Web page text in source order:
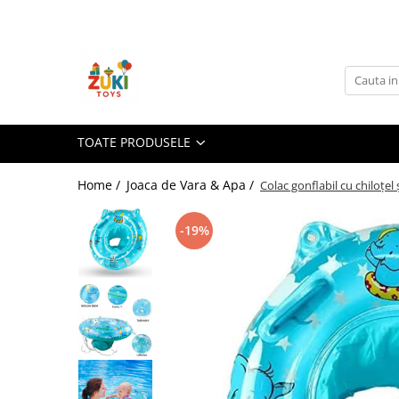
Toate Produsele
Jucarii pentru calatorii
Recomandari Zuki
Cadouri pentru Copii
Cadouri Aniversare
Cadouri de Sarbatori
Cadouri dupa Buget
Cadouri sub 59 lei
Cadouri sub 99 lei
Cadouri sub 149 lei
Jucarii pe Varsta Copilului
TOATE PRODUSELE
Home / Joaca de Vara & Apa / Colac gonflabil cu chiloțel
-19%